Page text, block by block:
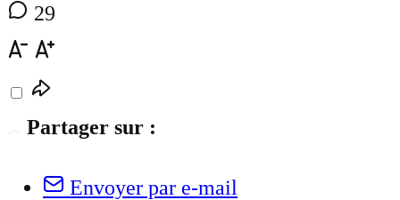
29
Partager sur :
Envoyer par e-mail